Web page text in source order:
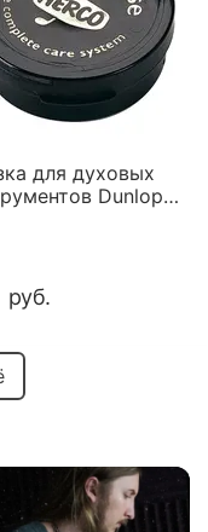
для духовых
Dunlop
CORK GREASE
руб.